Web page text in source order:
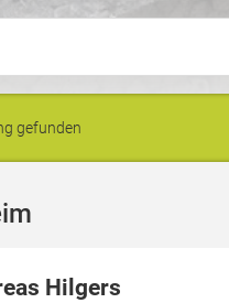
gefunden
Hilgers